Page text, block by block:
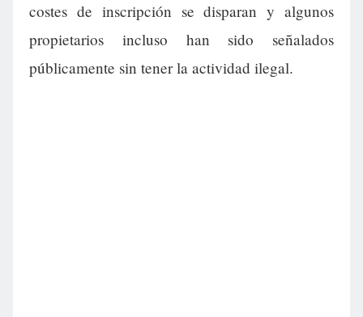
costes de inscripción se disparan y algunos
propietarios incluso han sido señalados
públicamente sin tener la actividad ilegal.